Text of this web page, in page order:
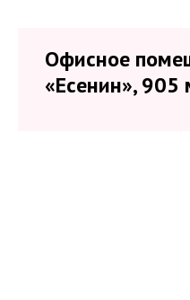
Офисное
«Есенин», 905